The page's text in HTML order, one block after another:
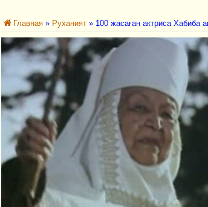
Главная » Руханият » 100 жасаған актриса Хабиба